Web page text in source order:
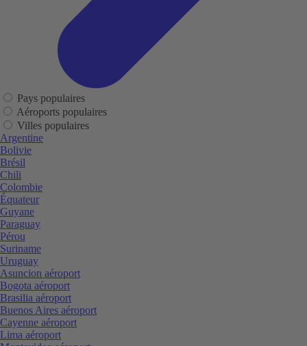
Pays populaires
Aéroports populaires
Villes populaires
Argentine
Bolivie
Brésil
Chili
Colombie
Équateur
Guyane
Paraguay
Pérou
Suriname
Uruguay
Asuncion aéroport
Bogota aéroport
Brasilia aéroport
Buenos Aires aéroport
Cayenne aéroport
Lima aéroport